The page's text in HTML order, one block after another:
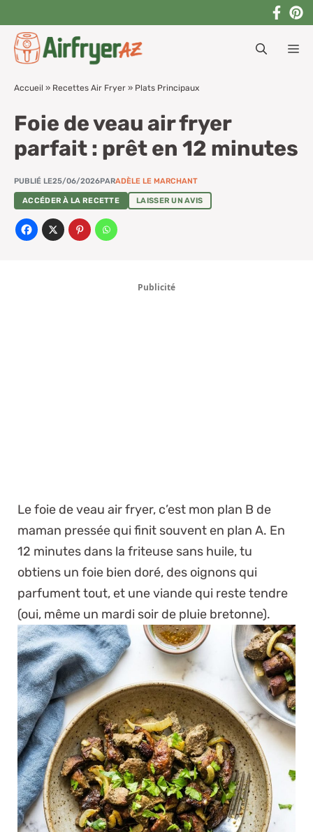
contenu
Accueil » Recettes Air Fryer » Plats Principaux
Foie de veau air fryer
parfait : prêt en 12 minutes
PUBLIÉ LE25/06/2026PARADÈLE LE MARCHANT
ACCÉDER À LA RECETTE LAISSER UN AVIS
Publicité
Le foie de veau air fryer, c’est mon plan B de
maman pressée qui finit souvent en plan A. En
12 minutes dans la friteuse sans huile, tu
obtiens un foie bien doré, des oignons qui
parfument tout, et une viande qui reste tendre
(oui, même un mardi soir de pluie bretonne).